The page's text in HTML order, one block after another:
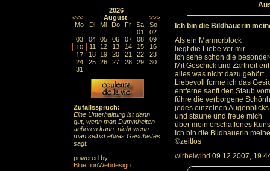
2026
<<<
August
>>>
Mo
Di Mi Do Fr Sa
So
01
02
03
04 05 06 07 08
09
10
11 12 13 14 15
16
17
18 19 20 21 22
23
24
25 26 27 28 29
30
31
Zufallsspruch:
Eine Unterhaltung ist dann
gut, wenn man Dummheiten
anhören kann, nicht wenn
man selbst etwas Gescheites
sagt.
powered by
BlueLionWebdesign
Ich bin die Bildhauerin
Als ein Marmorblock
liegt die Liebe vor mir.
Ich sehe schon die
Mit Geschick und Zartheit
alles was nicht dazu gehört.
Liebevoll forme ich das
entferne sanft den Staub
führe die verborgene
jedes einzelnen
und staune und freue mich
über mein erschaffenes
Ich bin die Bildhauerin
©zeitlos
wirbelwind 09.12.2007,